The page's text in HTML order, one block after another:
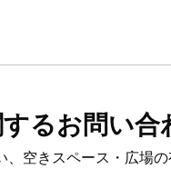
るお問い合
空きスペース・広場